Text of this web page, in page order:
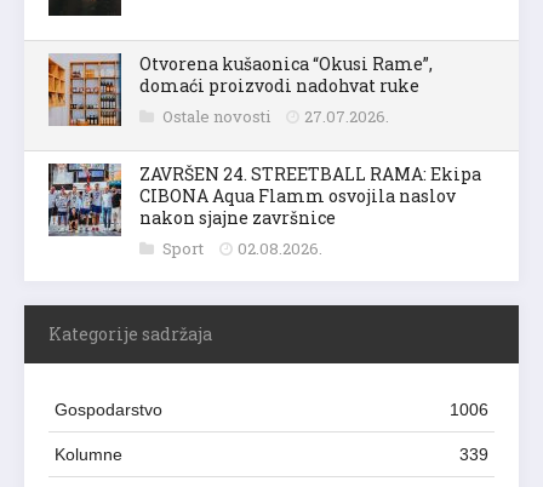
Otvorena kušaonica “Okusi Rame”,
domaći proizvodi nadohvat ruke
Ostale novosti 27.07.2026.
ZAVRŠEN 24. STREETBALL RAMA: Ekipa
CIBONA Aqua Flamm osvojila naslov
nakon sjajne završnice
Sport 02.08.2026.
Kategorije sadržaja
Gospodarstvo 1006
Kolumne 339